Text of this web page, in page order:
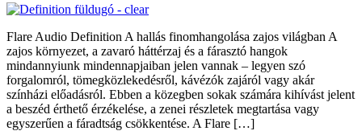
Flare Audio Definition A hallás finomhangolása zajos világban A
zajos környezet, a zavaró háttérzaj és a fárasztó hangok
mindannyiunk mindennapjaiban jelen vannak – legyen szó
forgalomról, tömegközlekedésről, kávézók zajáról vagy akár
színházi előadásról. Ebben a közegben sokak számára kihívást jelent
a beszéd érthető érzékelése, a zenei részletek megtartása vagy
egyszerűen a fáradtság csökkentése. A Flare […]